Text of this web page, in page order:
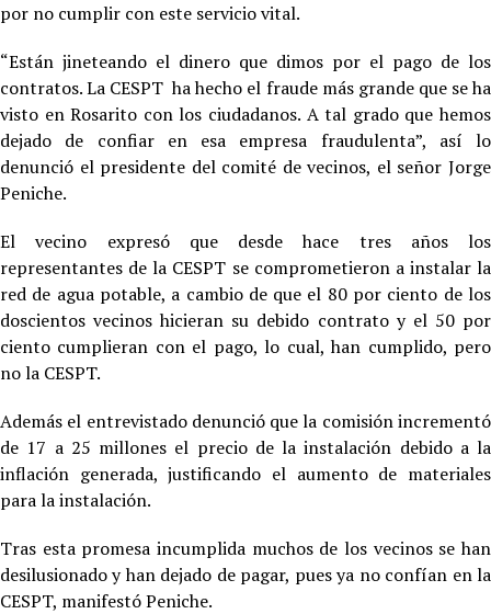
por no cumplir con este servicio vital.
“Están jineteando el dinero que dimos por el pago de los
contratos. La CESPT ha hecho el fraude más grande que se ha
visto en Rosarito con los ciudadanos. A tal grado que hemos
dejado de confiar en esa empresa fraudulenta”, así lo
denunció el presidente del comité de vecinos, el señor Jorge
Peniche.
El vecino expresó que desde hace tres años los
representantes de la CESPT se comprometieron a instalar la
red de agua potable, a cambio de que el 80 por ciento de los
doscientos vecinos hicieran su debido contrato y el 50 por
ciento cumplieran con el pago, lo cual, han cumplido, pero
no la CESPT.
Además el entrevistado denunció que la comisión incrementó
de 17 a 25 millones el precio de la instalación debido a la
inflación generada, justificando el aumento de materiales
para la instalación.
Tras esta promesa incumplida muchos de los vecinos se han
desilusionado y han dejado de pagar, pues ya no confían en la
CESPT, manifestó Peniche.